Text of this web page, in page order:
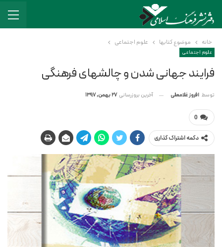
خانه موضوع کتابها علوم اجتماعی
علوم اجتماعی
فرایند جهانی شدن و چالشهای فرهنگی
توسط افروز غلامعلی آخرین بروزرسانی 27 بهمن, 1397
0
دکمه اشتراک گذاری